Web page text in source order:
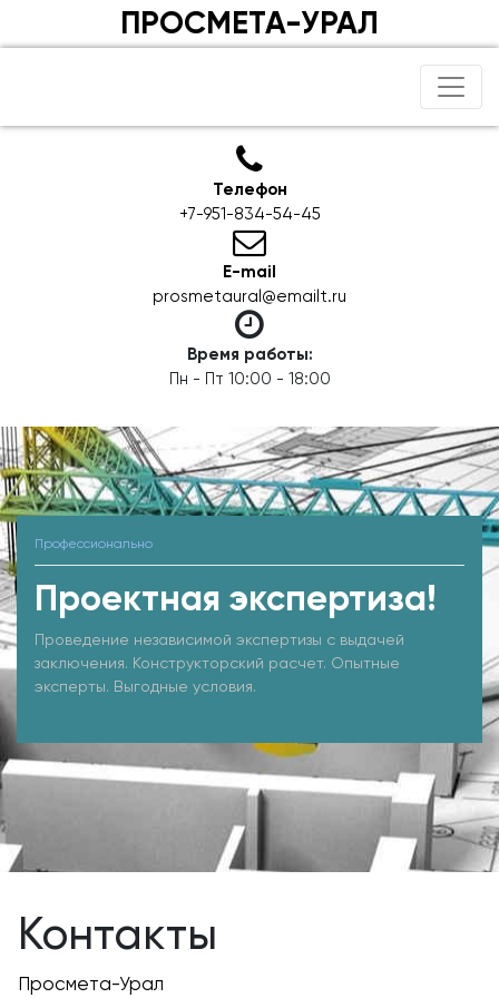
ПРОСМЕТА-УРАЛ
Телефон
+7-951-834-54-45
E-mail
prosmetaural@emailt.ru
Время работы:
Пн - Пт 10:00 - 18:00
Профессионально
Проектная экспертиза!
Проведение независимой экспертизы с выдачей
заключения. Конструкторский расчет. Опытные
эксперты. Выгодные условия.
Контакты
Просмета-Урал